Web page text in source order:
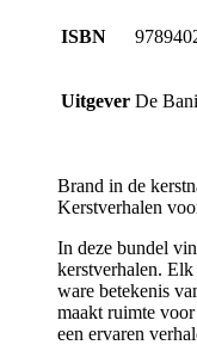
ISBN
Uitgever De
Brand in de
Kerstverhalen
In deze bundel
kerstverhalen.
ware betekenis
maakt ruimte
een ervaren